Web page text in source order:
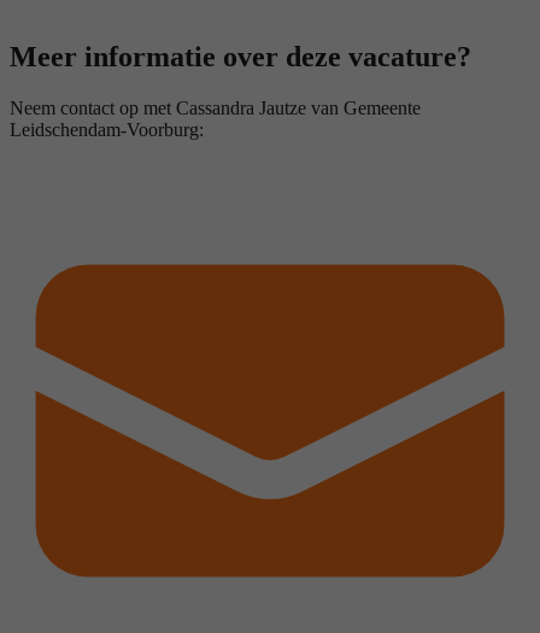
Meer informatie over deze vacature?
Neem contact op met Cassandra Jautze van Gemeente
Leidschendam-Voorburg: